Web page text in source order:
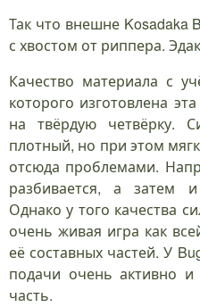
Так что внешне Kosadaka
с хвостом от риппера.
Качество материала с
которого изготовлена
на твёрдую четвёрку.
плотный, но при этом
отсюда проблемами.
разбивается, а затем
Однако у того качества
очень живая игра как
её составных частей. У
подачи очень активно и
часть.